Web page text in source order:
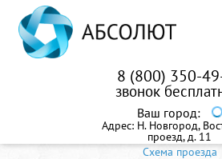
8 (800) 350-
звонок
Ваш город:
Адрес: Н. Новгород,
проезд, д. 11
Схема проезда